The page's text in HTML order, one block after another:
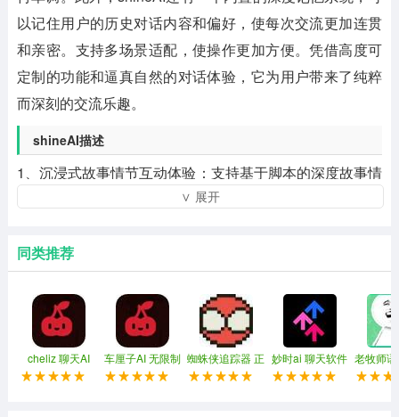
以记住用户的历史对话内容和偏好，使每次交流更加连贯
和亲密。支持多场景适配，使操作更加方便。凭借高度可
定制的功能和逼真自然的对话体验，它为用户带来了纯粹
而深刻的交流乐趣。
shineAI描述
1、沉浸式故事情节互动体验：支持基于脚本的深度故事情
节推进，允许用户自由选择分支，实现“小说级”沉浸式对话
2、双模自由切换：支持“短信快速对话”和“长篇沉浸模
3、零门槛，即用即走：游客无需注册即可直接进入，绑定
电话号码或电子邮件，真正实现“一键激活，随时退出”。
4、中文命令无障碍交流：虽然不支持系统级中文设置，但
∨ 展开
同类推荐
cheliz 聊天AI
车厘子AI 无限制
聊天版
蜘蛛侠追踪器 正
版
妙时ai 聊天软件
下载
老牧师
搞